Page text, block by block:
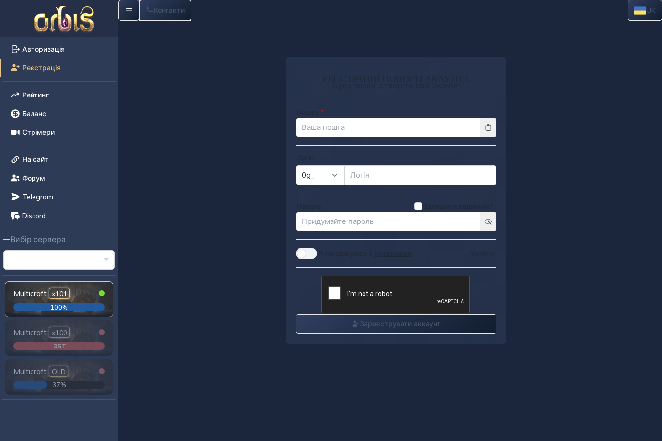
Авторизація
Реєстрація
Рейтинг
Баланс
Стрімери
На сайт
Форум
Telegram
Discord
Вибір сервера
Multicraft x101
100%
Multicraft x100
ЗБТ
Multicraft OLD
37%
Контакти UK
*
Зареєструвати аккаунт